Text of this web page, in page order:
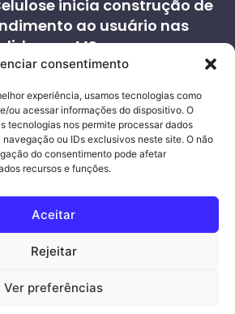
consentimento
experiência, usamos tecnologias como
ou acessar informações do dispositivo. O
tecnologias nos permite processar dados
ou IDs exclusivos neste site. O não
do consentimento pode afetar
recursos e funções.
Aceitar
Rejeitar
Ver preferências
inicia construção de
ao usuário nas
em MS
Página
anterior
Próxima
página
- Desenvolvimento Web
Joeber Garcia
FacebookInstagram